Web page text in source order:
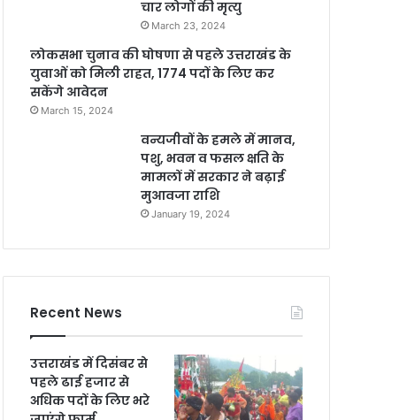
चार लोगों की मृत्यु
March 23, 2024
लोकसभा चुनाव की घोषणा से पहले उत्तराखंड के
युवाओं को मिली राहत, 1774 पदों के लिए कर
सकेंगे आवेदन
March 15, 2024
वन्यजीवों के हमले में मानव,
पशु, भवन व फसल क्षति के
मामलों में सरकार ने बढ़ाई
मुआवजा राशि
January 19, 2024
Recent News
उत्तराखंड में दिसंबर से
पहले ढाई हजार से
अधिक पदों के लिए भरे